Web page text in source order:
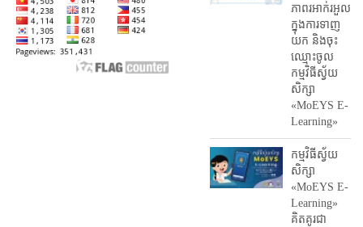
ភាព​រអាក់រអួល​
ក្នុងការ​ទាញ​
យក និង​ចុះ​
ឈ្មោះ​ចូល​
កម្មវិធី​ស្វ័យ
សិក្សា
«MoEYS E-
Learning»
កម្មវិធីស្វ័យ
សិក្សា
«MoEYS E-
Learning»
គិតគូរជា